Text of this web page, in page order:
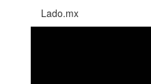
Lado.mx